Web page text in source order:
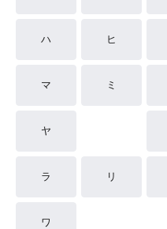
ハ ヒ
マ ミ
ヤ
ラ リ
ワ